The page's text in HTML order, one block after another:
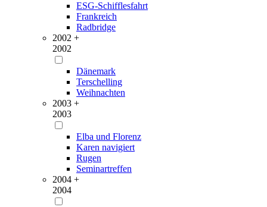
ESG-Schifflesfahrt
Frankreich
Radbridge
2002 +
2002
Dänemark
Terschelling
Weihnachten
2003 +
2003
Elba und Florenz
Karen navigiert
Rugen
Seminartreffen
2004 +
2004